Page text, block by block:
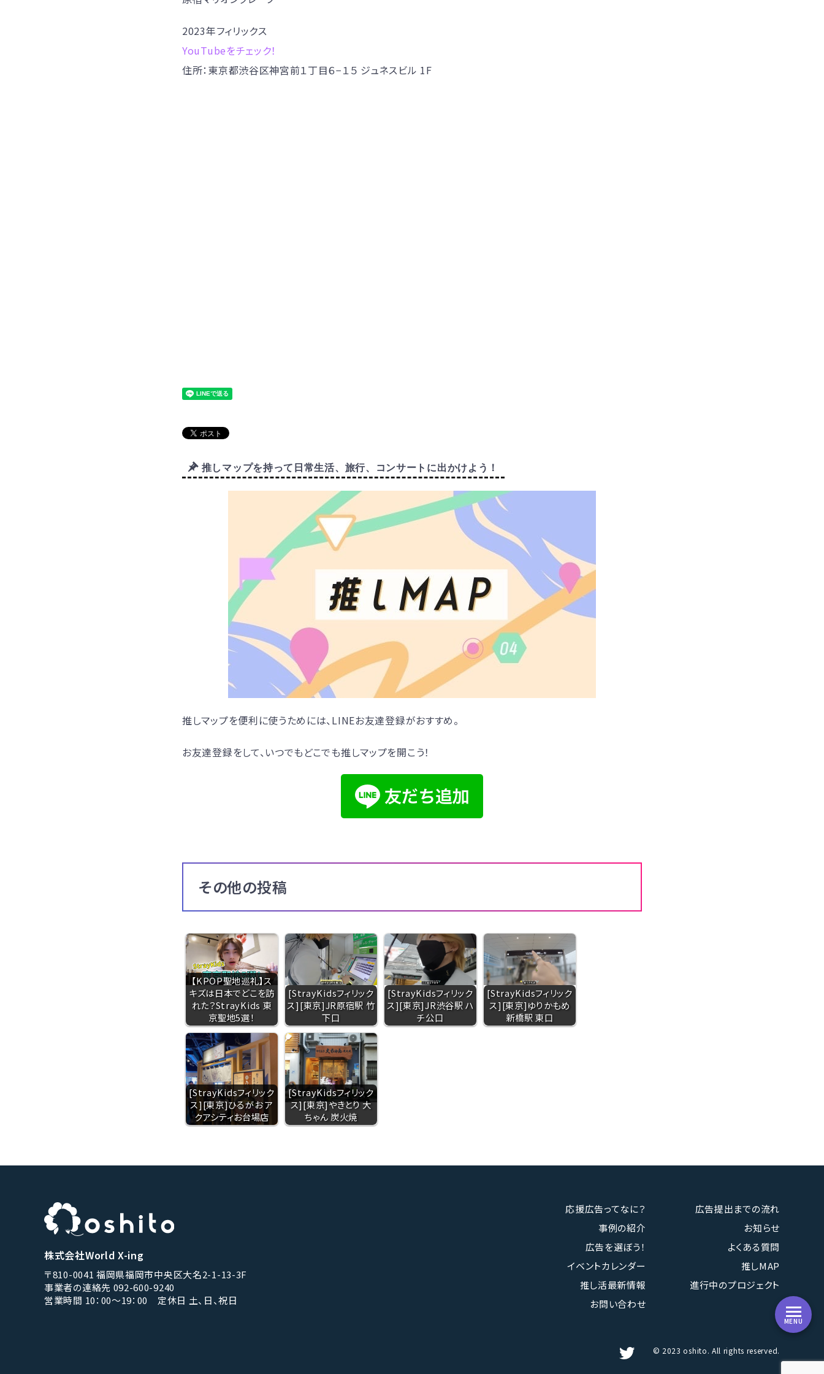
2023年フィリックス
YouTubeをチェック！
住所：東京都渋谷区神宮前１丁目６−１５ ジュネスビル 1F
推しマップを持って日常生活、旅行、コンサートに出かけよう！
推しマップを便利に使うためには、LINEお友達登録がおすすめ。
お友達登録をして、いつでもどこでも推しマップを開こう！
その他の投稿
【KPOP聖地巡礼】ス
キズは日本でどこを訪
れた？StrayKids 東
京聖地5選！
[StrayKidsフィリック
ス][東京]JR原宿駅 竹
下口
[StrayKidsフィリック
ス][東京]JR渋谷駅 ハ
チ公口
[StrayKidsフィリック
ス][東京]ゆりかもめ
新橋駅 東口
[StrayKidsフィリック
ス][東京]ひるがお ア
クアシティお台場店
[StrayKidsフィリック
ス][東京]やきとり 大
ちゃん 炭火焼
株式会社World X-ing
〒810-0041 福岡県福岡市中央区大名2-1-13-3F
事業者の連絡先 092-600-9240
営業時間 10：00〜19：00 定休日 土、日、祝日
MENU
応援広告ってなに？
広告提出までの流れ
事例の紹介
お知らせ
広告を選ぼう！
よくある質問
イベントカレンダー
推しMAP
推し活最新情報
進行中のプロジェクト
お問い合わせ
© 2023 oshito. All rights reserved.